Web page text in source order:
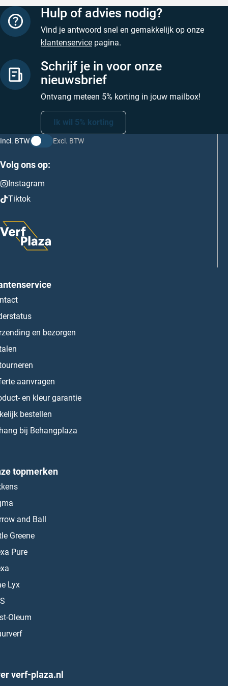
Hulp of advies nodig?
Vind je antwoord snel en gemakkelijk op onze
klantenservice pagina.
Schrijf je in voor onze
nieuwsbrief
Ontvang meteen 5% korting in jouw mailbox!
Ik wil 5% korting
Incl. BTW Excl. BTW
Volg ons op:
Instagram
Tiktok
en bezorgen
aanvragen
en kleur garantie
bestellen
bij Behangplaza
topmerken
and Ball
Greene
Pure
Lyx
Oleum
verf-plaza.nl